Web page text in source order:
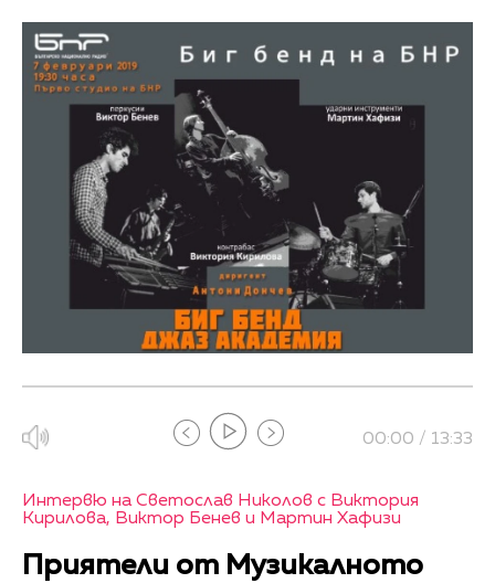
00:00 / 13:33
Интервю на Светослав Николов с Виктория
Кирилова, Виктор Бенев и Мартин Хафизи
Приятели от Музикалното